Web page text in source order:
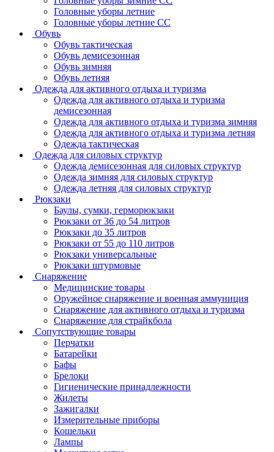
Головные уборы летние
Головные уборы летние СС
Обувь
Обувь тактическая
Обувь демисезонная
Обувь зимняя
Обувь летняя
Одежда для активного отдыха и туризма
Одежда для активного отдыха и туризма
демисезонная
Одежда для активного отдыха и туризма зимняя
Одежда для активного отдыха и туризма летняя
Одежда тактическая
Одежда для силовых структур
Одежда демисезонная для силовых структур
Одежда зимняя для силовых структур
Одежда летняя для силовых структур
Рюкзаки
Баулы, сумки, герморюкзаки
Рюкзаки от 36 до 54 литров
Рюкзаки до 35 литров
Рюкзаки от 55 до 110 литров
Рюкзаки универсальные
Рюкзаки штурмовые
Снаряжение
Медицинские товары
Оружейное снаряжение и военная аммуниция
Снаряжение для активного отдыха и туризма
Снаряжение для страйкбола
Сопутствующие товары
Перчатки
Батарейки
Бафы
Брелоки
Гигиенические принадлежности
Жилеты
Зажигалки
Измерительные приборы
Кошельки
Лампы